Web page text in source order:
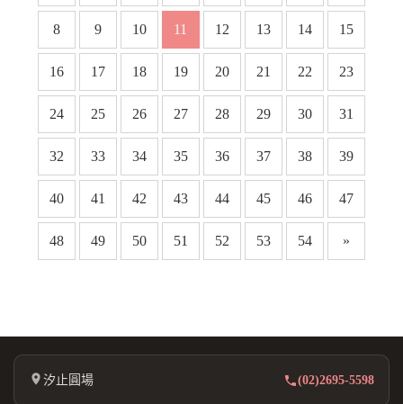
8 9 10 11 12 13 14 15
16 17 18 19 20 21 22 23
24 25 26 27 28 29 30 31
32 33 34 35 36 37 38 39
40 41 42 43 44 45 46 47
48 49 50 51 52 53 54 »
汐止圓場 (02)2695-5598